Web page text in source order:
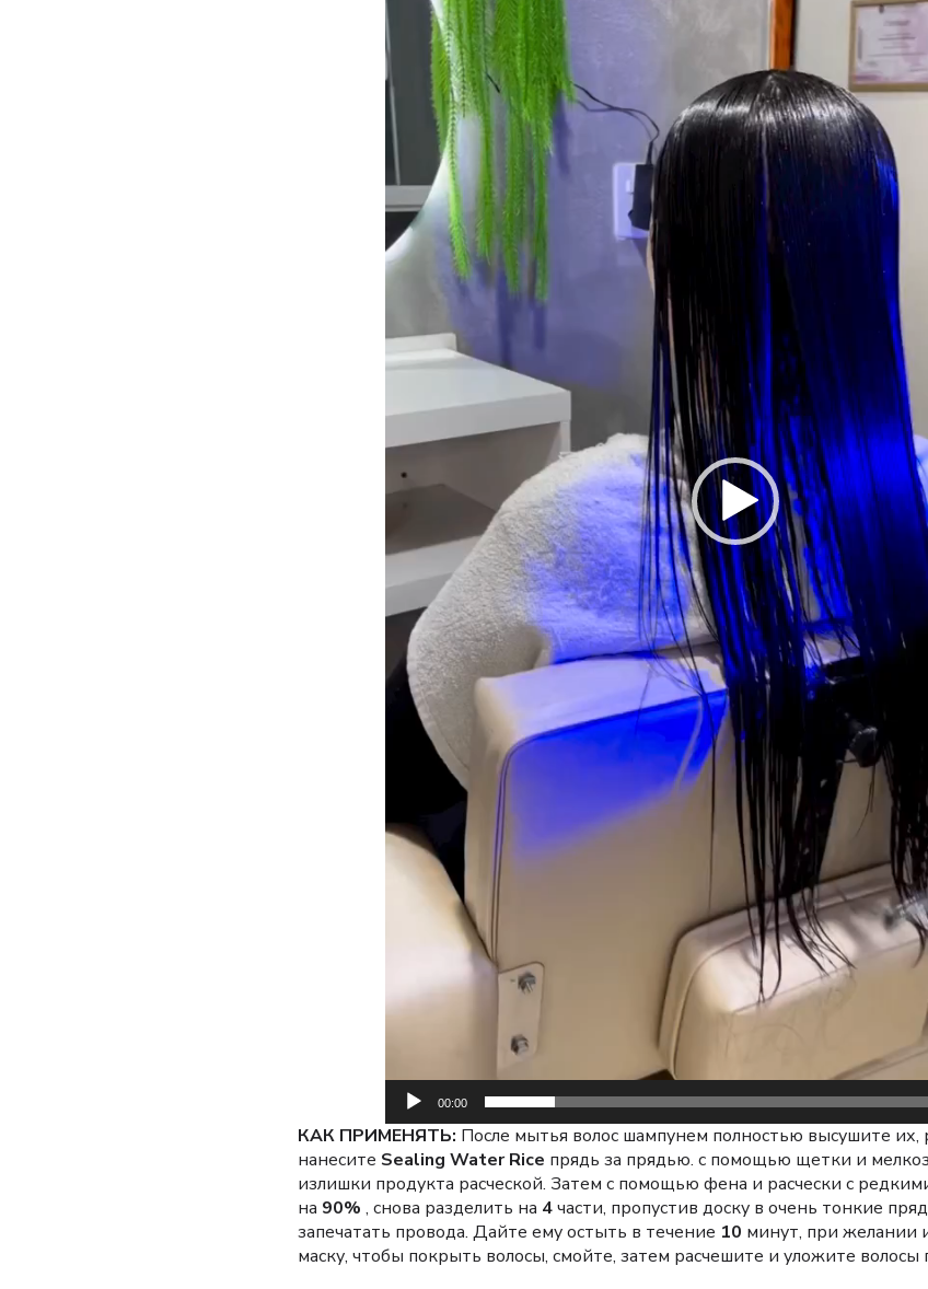
00:00
КАК ПРИМЕНЯТЬ: После мытья волос шампунем полностью высушите их,
нанесите Sealing Water Rice прядь за прядью. с помощью щетки и
излишки продукта расческой. Затем с помощью фена и расчески с
на 90% , снова разделить на 4части, пропустив доску в очень тонкие
запечатать провода. Дайте ему остыть в течение 10 минут, при желании
маску, чтобы покрыть волосы, смойте, затем расчешите и уложите